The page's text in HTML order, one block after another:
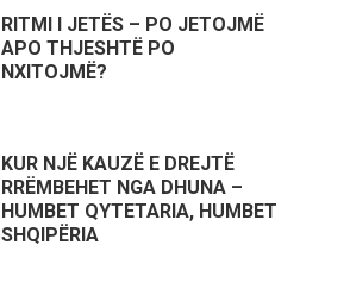
RITMI I JETËS – PO JETOJMË
APO THJESHTË PO
NXITOJMË?
KUR NJË KAUZË E DREJTË
RRËMBEHET NGA DHUNA –
HUMBET QYTETARIA, HUMBET
SHQIPËRIA